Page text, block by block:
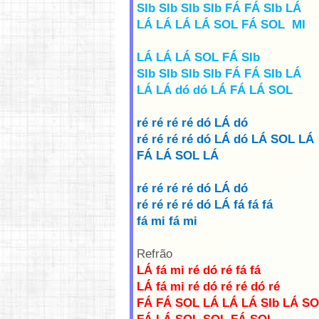
SIb SIb SIb SIb FÁ FÁ SIb LÁ
LÁ LÁ LÁ LÁ SOL FÁ SOL MI
LÁ LÁ LÁ SOL FÁ SIb
SIb SIb SIb SIb FÁ FÁ SIb LÁ
LÁ LÁ dó dó LÁ FÁ LÁ SOL
ré ré ré ré dó LÁ dó
ré ré ré ré dó LÁ dó LÁ SOL LÁ
FÁ LÁ SOL LÁ
ré ré ré ré dó LÁ dó
ré ré ré ré dó LÁ fá fá fá
fá mi fá mi
Refrão
LÁ fá mi ré dó ré fá fá
LÁ fá mi ré dó ré ré dó ré
FÁ FÁ SOL LÁ LÁ LÁ SIb LÁ